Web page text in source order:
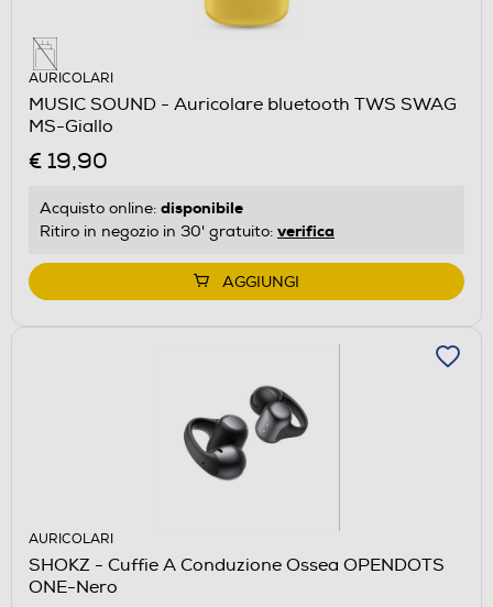
AURICOLARI
MUSIC SOUND - Auricolare bluetooth TWS SWAG
MS-Giallo
€ 19,90
Acquisto online: disponibile
Ritiro in negozio in 30' gratuito: verifica
AGGIUNGI
AURICOLARI
SHOKZ - Cuffie A Conduzione Ossea OPENDOTS
ONE-Nero